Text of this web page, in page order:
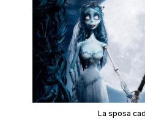
La sposa